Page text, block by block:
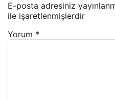
E-posta adresiniz
ile işaretlenmişlerdir
Yorum *